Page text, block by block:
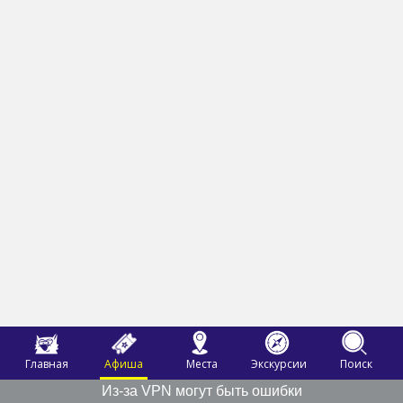
Главная Афиша Места Экскурсии
Поиск
Из-за VPN могут быть ошибки